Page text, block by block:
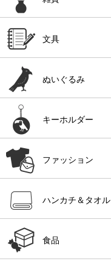
文具
ぬいぐるみ
キーホルダー
ファッション
ハンカチ＆タオル
食品